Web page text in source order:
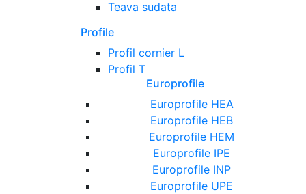
Teava sudata
Profile
Profil cornier L
Profil T
Europrofile
Europrofile HEA
Europrofile HEB
Europrofile HEM
Europrofile IPE
Europrofile INP
Europrofile UPE